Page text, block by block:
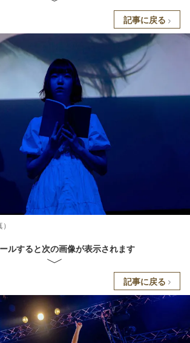
記事に戻る
ルすると次の画像が表示されます
記事に戻る